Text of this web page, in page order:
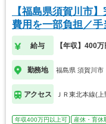
【福島県須賀川市
費用を一部負担／
給与 【年収】400万
勤務地 福島県 須賀川市
アクセス ＪＲ東北本線(
年収400万円以上可 産休・育休